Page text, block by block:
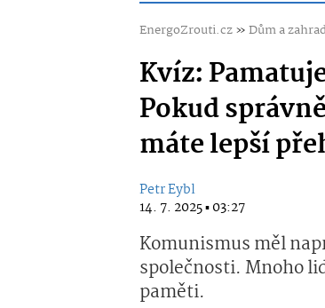
EnergoZrouti.cz»Dům a
Kvíz:
Pokud
máte lepší
Petr Eybl
14. 7. 2025 ▪ 03:27
Komunismus měl
společnosti. Mnoho
paměti.